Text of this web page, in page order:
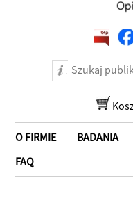
O FIRMIE BADANIA
FAQ